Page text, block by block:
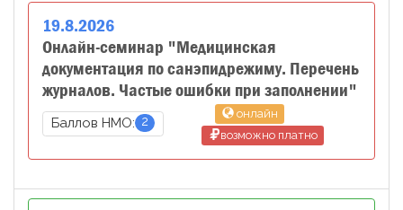
19.8.2026
Онлайн-семинар "Медицинская
документация по санэпидрежиму. Перечень
журналов. Частые ошибки при заполнении"
Баллов НМО: 2
онлайн
возможно платно